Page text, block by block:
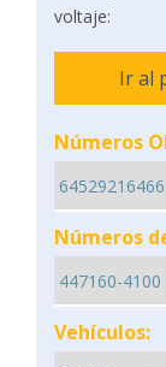
voltaje:
Ir al
Números
Números
Vehículos: